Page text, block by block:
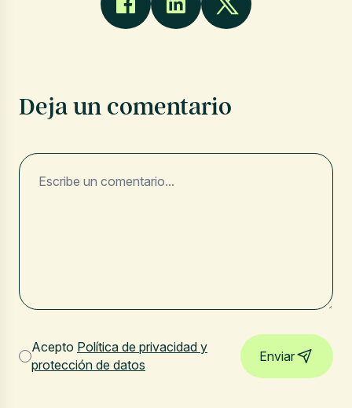
Deja un comentario
Acepto Política de privacidad y
protección de datos
Enviar